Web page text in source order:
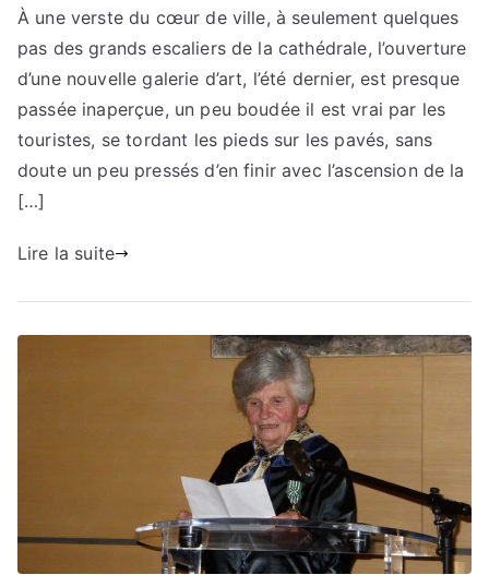
À une verste du cœur de ville, à seulement quelques
pas des grands escaliers de la cathédrale, l’ouverture
d’une nouvelle galerie d’art, l’été dernier, est presque
passée inaperçue, un peu boudée il est vrai par les
touristes, se tordant les pieds sur les pavés, sans
doute un peu pressés d’en finir avec l’ascension de la
[…]
Lire la suite